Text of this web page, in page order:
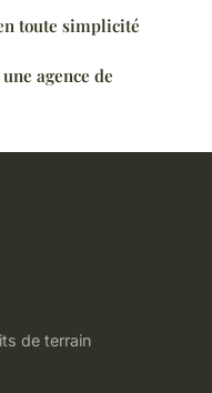
toute simplicité
agence de
de terrain